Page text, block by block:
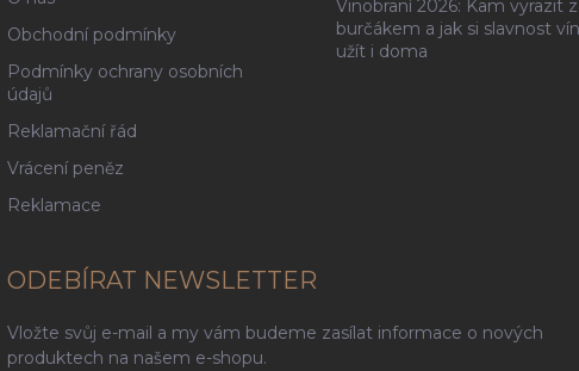
Obchodní podmínky
Podmínky ochrany osobních
údajů
Reklamační řád
Vrácení peněz
Reklamace
Vinobraní 2026: Kam vyrazit
burčákem a jak si slavnost
užít i doma
ODEBÍRAT NEWSLETTER
Vložte svůj e-mail a my vám budeme zasílat informace o nových
produktech na našem e-shopu.